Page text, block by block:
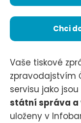
Chci
Vaše tiskové
zpravodajstvím
servisu jako jsou
státní správa a
uloženy v